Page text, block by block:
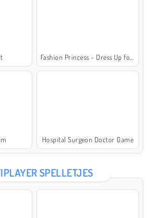
Hospital Surgeon Doctor Game
SPELLETJES